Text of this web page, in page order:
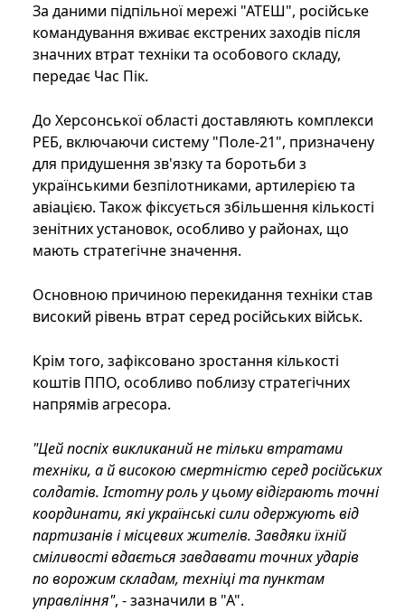
За даними підпільної мережі "АТЕШ", російське
командування вживає екстрених заходів після
значних втрат техніки та особового складу,
передає Час Пік.
До Херсонської області доставляють комплекси
РЕБ, включаючи систему "Поле-21", призначену
для придушення зв'язку та боротьби з
українськими безпілотниками, артилерією та
авіацією. Також фіксується збільшення кількості
зенітних установок, особливо у районах, що
мають стратегічне значення.
Основною причиною перекидання техніки став
високий рівень втрат серед російських військ.
Крім того, зафіксовано зростання кількості
коштів ППО, особливо поблизу стратегічних
напрямів агресора.
"Цей поспіх викликаний не тільки втратами
техніки, а й високою смертністю серед російських
солдатів. Істотну роль у цьому відіграють точні
координати, які українські сили одержують від
партизанів і місцевих жителів. Завдяки їхній
сміливості вдається завдавати точних ударів
по ворожим складам, техніці та пунктам
управління", - зазначили в "А".